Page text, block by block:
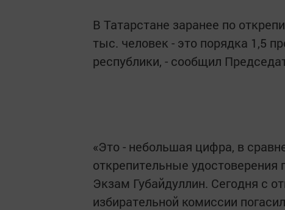
В Татарстане заранее по
тыс. человек - это порядка 1,5
республики, - сообщил
«Это - небольшая цифра, в
открепительные удостоверения
Экзам Губайдуллин. Сегодня с
избирательной комиссии